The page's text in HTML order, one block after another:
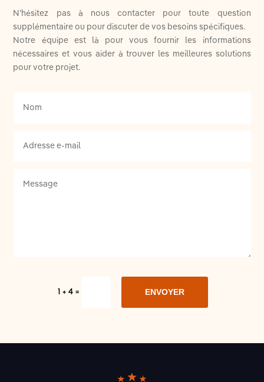
N’hésitez pas à nous contacter pour toute question
supplémentaire ou pour discuter de vos besoins spécifiques.
Notre équipe est là pour vous fournir les informations
nécessaires et vous aider à trouver les meilleures solutions
pour votre projet.
1 + 4= ENVOYER